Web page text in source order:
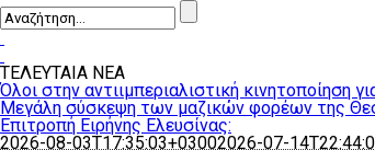
ΤΕΛΕΥΤΑΙΑ ΝΕΑ
Όλοι στην αντιιμπεριαλιστική κινητοποίηση
Μεγάλη σύσκεψη των μαζικών φορέων της
Επιτροπή Ειρήνης Ελευσίνας:
2026-08-03T17:35:03+03002026-07-